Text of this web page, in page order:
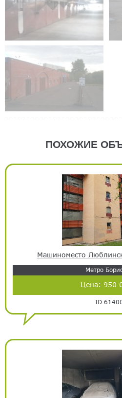
ПОХОЖИЕ
Машиноместо
Метро
Цена: 950
ID